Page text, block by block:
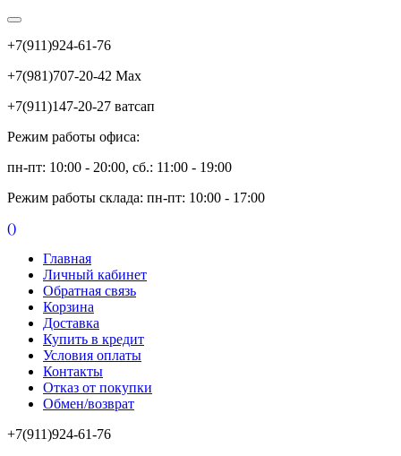
+7(911)924-61-76
+7(981)707-20-42 Max
+7(911)147-20-27 ватсап
Режим работы офиса:
пн-пт: 10:00 - 20:00, сб.: 11:00 - 19:00
Режим работы склада: пн-пт: 10:00 - 17:00
()
Главная
Личный кабинет
Обратная связь
Корзина
Доставка
Купить в кредит
Условия оплаты
Контакты
Отказ от покупки
Обмен/возврат
+7(911)924-61-76